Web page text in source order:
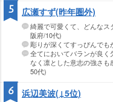
広瀬すず(昨年圏外)
綺麗で可愛くて、どんな
阪府/10代)
彫りが深くてすっぴんでも
全てにおいてバランが良
なく凛とした意志の強さ
50代)
5
浜辺美波(↓5位)
6